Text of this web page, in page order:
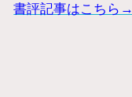
書評記事はこちら→